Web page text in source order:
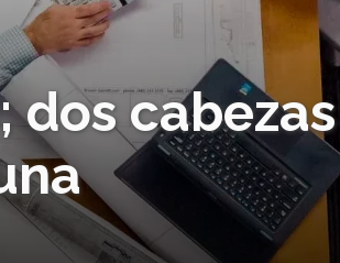
dos cabezas